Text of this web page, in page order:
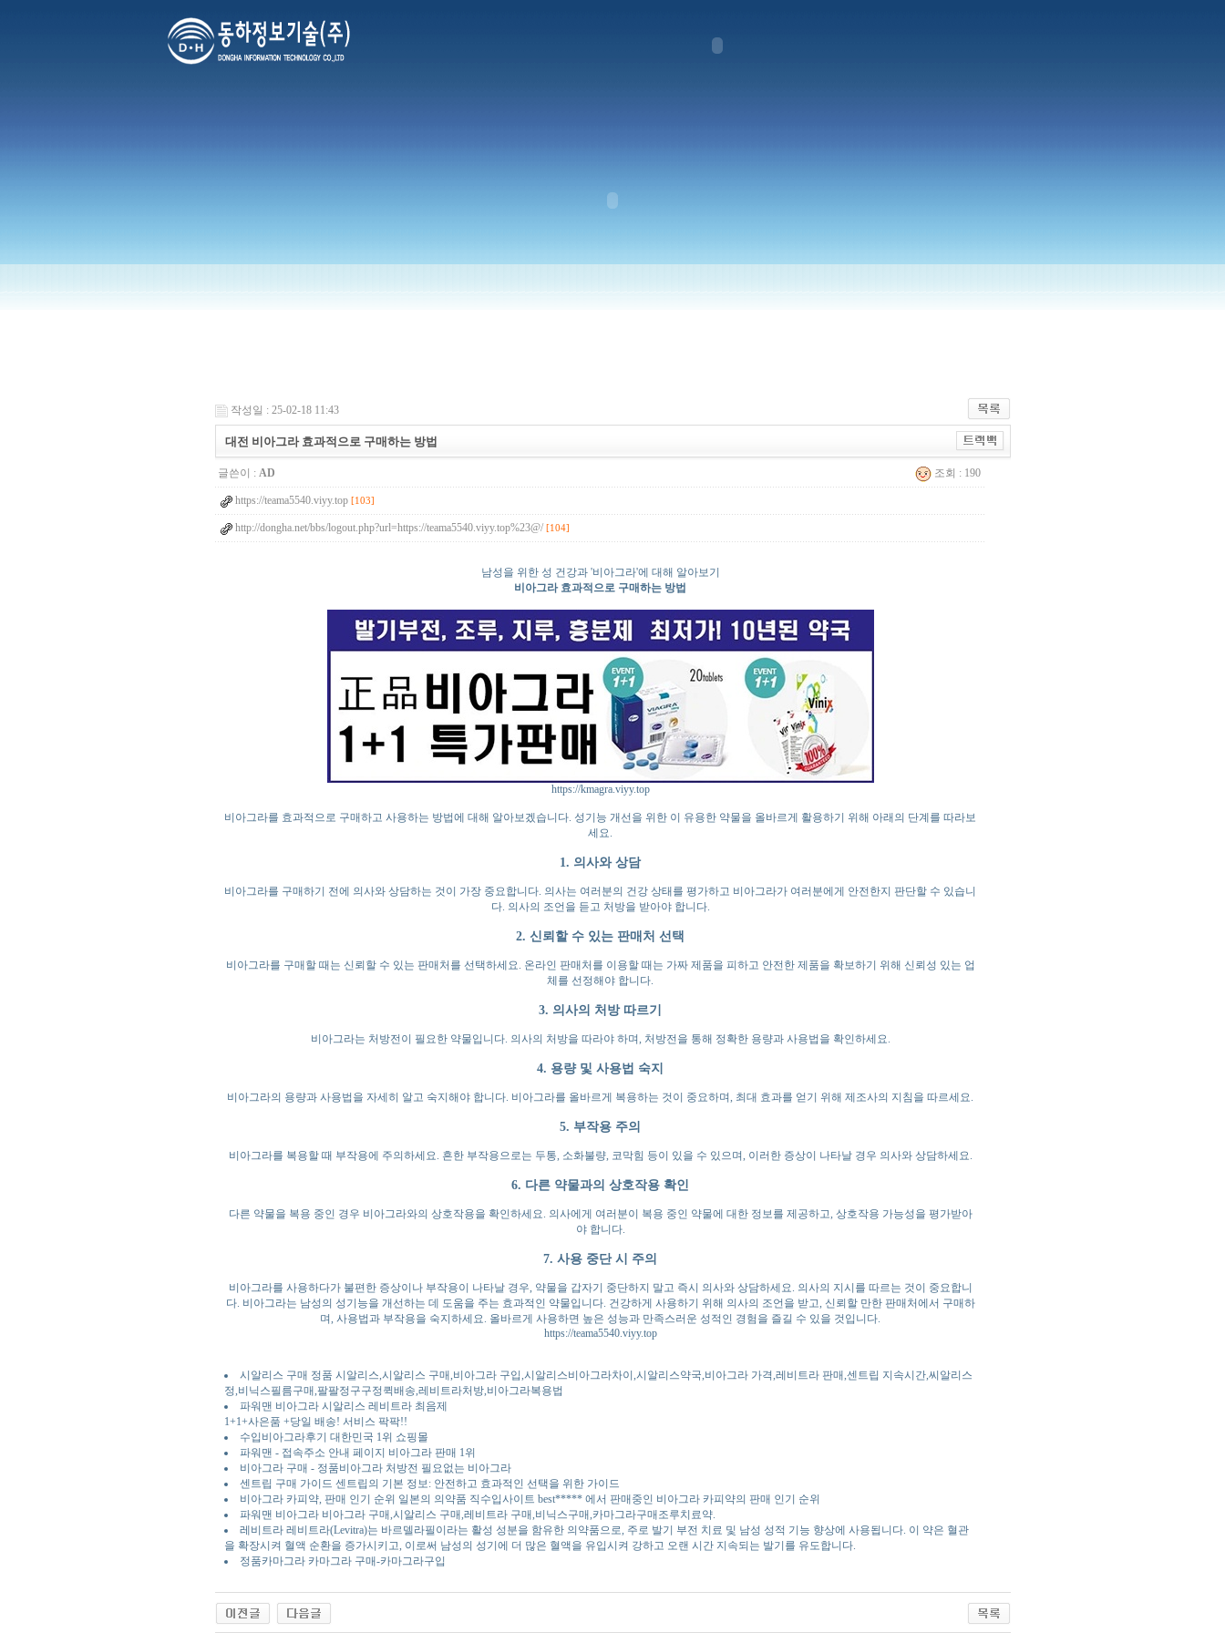
작성일 : 25-02-18 11:43
대전 비아그라 효과적으로 구매하는 방법
글쓴이 : AD 조회 : 190
https://teama5540.viyy.top [103]
http://dongha.net/bbs/logout.php?url=https://teama5540.viyy.top%23@/ [104]
남성을 위한 성 건강과 '비아그라'에 대해 알아보기
비아그라 효과적으로 구매하는 방법
https://kmagra.viyy.top
비아그라를 효과적으로 구매하고 사용하는 방법에 대해 알아보겠습니다. 성기능 개선을 위한 이 유용한 약물을 올바르게 활용하기 위해 아래의 단계를 따라보
세요.
1. 의사와 상담
비아그라를 구매하기 전에 의사와 상담하는 것이 가장 중요합니다. 의사는 여러분의 건강 상태를 평가하고 비아그라가 여러분에게 안전한지 판단할 수 있습니
다. 의사의 조언을 듣고 처방을 받아야 합니다.
2. 신뢰할 수 있는 판매처 선택
비아그라를 구매할 때는 신뢰할 수 있는 판매처를 선택하세요. 온라인 판매처를 이용할 때는 가짜 제품을 피하고 안전한 제품을 확보하기 위해 신뢰성 있는 업
체를 선정해야 합니다.
3. 의사의 처방 따르기
비아그라는 처방전이 필요한 약물입니다. 의사의 처방을 따라야 하며, 처방전을 통해 정확한 용량과 사용법을 확인하세요.
4. 용량 및 사용법 숙지
비아그라의 용량과 사용법을 자세히 알고 숙지해야 합니다. 비아그라를 올바르게 복용하는 것이 중요하며, 최대 효과를 얻기 위해 제조사의 지침을 따르세요.
5. 부작용 주의
비아그라를 복용할 때 부작용에 주의하세요. 흔한 부작용으로는 두통, 소화불량, 코막힘 등이 있을 수 있으며, 이러한 증상이 나타날 경우 의사와 상담하세요.
6. 다른 약물과의 상호작용 확인
다른 약물을 복용 중인 경우 비아그라와의 상호작용을 확인하세요. 의사에게 여러분이 복용 중인 약물에 대한 정보를 제공하고, 상호작용 가능성을 평가받아
야 합니다.
7. 사용 중단 시 주의
비아그라를 사용하다가 불편한 증상이나 부작용이 나타날 경우, 약물을 갑자기 중단하지 말고 즉시 의사와 상담하세요. 의사의 지시를 따르는 것이 중요합니
다. 비아그라는 남성의 성기능을 개선하는 데 도움을 주는 효과적인 약물입니다. 건강하게 사용하기 위해 의사의 조언을 받고, 신뢰할 만한 판매처에서 구매하
며, 사용법과 부작용을 숙지하세요. 올바르게 사용하면 높은 성능과 만족스러운 성적인 경험을 즐길 수 있을 것입니다.
https://teama5540.viyy.top
시알리스 구매 정품 시알리스,시알리스 구매,비아그라 구입,시알리스비아그라차이,시알리스약국,비아그라 가격,레비트라 판매,센트립 지속시간,씨알리스
정,비닉스필름구매,팔팔정구구정퀵배송,레비트라처방,비아그라복용법
파워맨 비아그라 시알리스 레비트라 최음제
1+1+사은품 +당일 배송! 서비스 팍팍!!
수입비아그라후기 대한민국 1위 쇼핑몰
파워맨 - 접속주소 안내 페이지 비아그라 판매 1위
비아그라 구매 - 정품비아그라 처방전 필요없는 비아그라
센트립 구매 가이드 센트립의 기본 정보: 안전하고 효과적인 선택을 위한 가이드
비아그라 카피약, 판매 인기 순위 일본의 의약품 직수입사이트 best***** 에서 판매중인 비아그라 카피약의 판매 인기 순위
파워맨 비아그라 비아그라 구매,시알리스 구매,레비트라 구매,비닉스구매,카마그라구매조루치료약.
레비트라 레비트라(Levitra)는 바르델라필이라는 활성 성분을 함유한 의약품으로, 주로 발기 부전 치료 및 남성 성적 기능 향상에 사용됩니다. 이 약은 혈관
을 확장시켜 혈액 순환을 증가시키고, 이로써 남성의 성기에 더 많은 혈액을 유입시켜 강하고 오랜 시간 지속되는 발기를 유도합니다.
정품카마그라 카마그라 구매-카마그라구입